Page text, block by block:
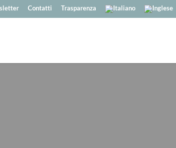
Contatti Trasparenza